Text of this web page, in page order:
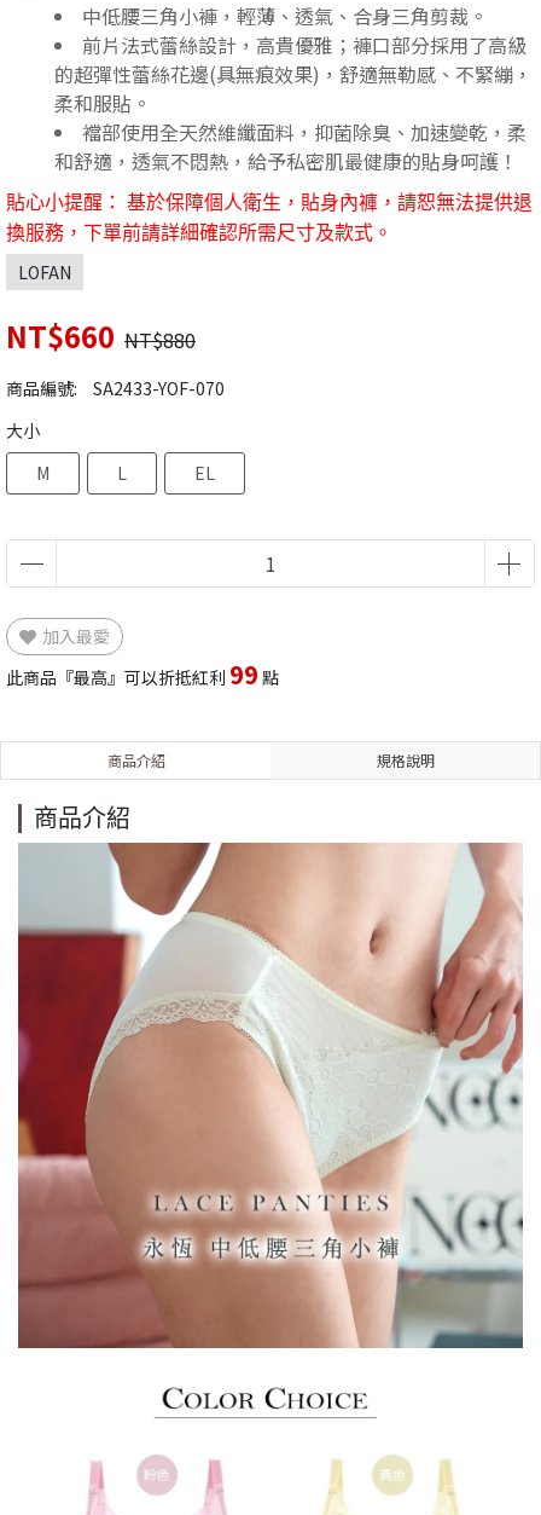
中低腰三角小褲，輕薄、透氣、合身三角剪裁。
前片法式蕾絲設計，高貴優雅；褲口部分採用了高級
的超彈性蕾絲花邊(具無痕效果)，舒適無勒感、不緊繃，
柔和服貼。
襠部使用全天然維纖面料，抑菌除臭、加速變乾，柔
和舒適，透氣不悶熱，給予私密肌最健康的貼身呵護！
貼心小提醒： 基於保障個人衛生，貼身內褲，請恕無法提供退
換服務，下單前請詳細確認所需尺寸及款式。
LOFAN
NT$660 NT$880
商品編號:
SA2433-YOF-070
大小
M
L EL
加入最愛
此商品『最高』可以折抵紅利 99 點
商品介紹 規格說明
商品介紹